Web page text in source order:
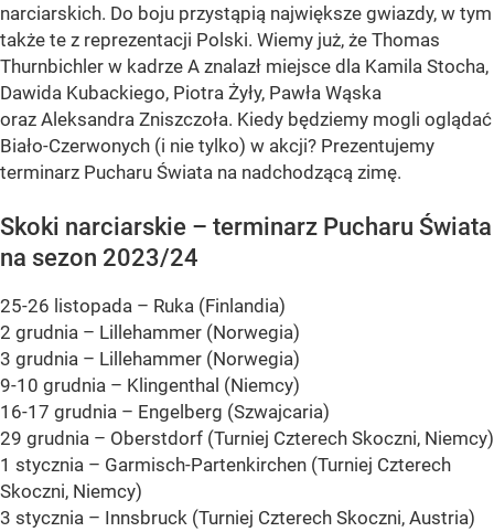
narciarskich. Do boju przystąpią największe gwiazdy, w tym
także te z reprezentacji Polski. Wiemy już, że Thomas
Thurnbichler w kadrze A znalazł miejsce dla Kamila Stocha,
Dawida Kubackiego, Piotra Żyły, Pawła Wąska
oraz Aleksandra Zniszczoła. Kiedy będziemy mogli oglądać
Biało-Czerwonych (i nie tylko) w akcji? Prezentujemy
terminarz Pucharu Świata na nadchodzącą zimę.
Skoki narciarskie – terminarz Pucharu Świata
na sezon 2023/24
25-26 listopada – Ruka (Finlandia)
2 grudnia – Lillehammer (Norwegia)
3 grudnia – Lillehammer (Norwegia)
9-10 grudnia – Klingenthal (Niemcy)
16-17 grudnia – Engelberg (Szwajcaria)
29 grudnia – Oberstdorf (Turniej Czterech Skoczni, Niemcy)
1 stycznia – Garmisch-Partenkirchen (Turniej Czterech
Skoczni, Niemcy)
3 stycznia – Innsbruck (Turniej Czterech Skoczni, Austria)